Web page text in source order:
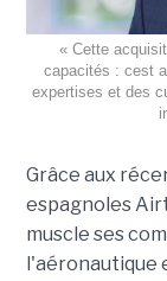
« Cette
capacités : cest
expertises et des
Grâce aux
espagnoles
muscle ses
l'aéronautique